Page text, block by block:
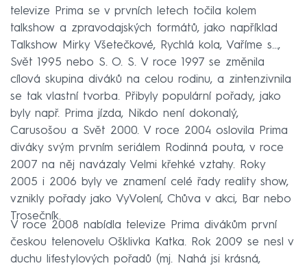
televize Prima se v prvních letech točila kolem
talkshow a zpravodajských formátů, jako například
Talkshow Mirky Všetečkové, Rychlá kola, Vaříme s…,
Svět 1995 nebo S. O. S. V roce 1997 se změnila
cílová skupina diváků na celou rodinu, a zintenzivnila
se tak vlastní tvorba. Přibyly populární pořady, jako
byly např. Prima jízda, Nikdo není dokonalý,
Carusošou a Svět 2000. V roce 2004 oslovila Prima
diváky svým prvním seriálem Rodinná pouta, v roce
2007 na něj navázaly Velmi křehké vztahy. Roky
2005 i 2006 byly ve znamení celé řady reality show,
vznikly pořady jako VyVolení, Chůva v akci, Bar nebo
Trosečník.
V roce 2008 nabídla televize Prima divákům první
českou telenovelu Ošklivka Katka. Rok 2009 se nesl v
duchu lifestylových pořadů (mj. Nahá jsi krásná,